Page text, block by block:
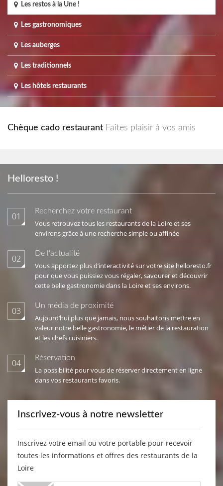
Les restos à la Une !
Les gastronomiques
Les auberges
Les traditionnels
Les hôtels restaurants
Chèque cado restaurant Faites plaisir à vos amis
Helloresto !
01 Recherchez votre restaurant
Vous retrouvez tous les restaurants de la Loire et ses
environs grâce à une recherche simple ou affinée
02 De l'actualité
Vous apportez plus d’interactivité sur votre site helloresto.fr
pour que vous puissiez vous régaler, savourer et découvrir
cette belle gastronomie dans la Loire et ses environs.
03 Un média de proximité
Aujourd’hui plus que jamais, nous souhaitons mettre en
valeur notre belle gastronomie, le métier de la restauration
et les chefs cuisiniers.
04 Réservation
La possibilité pour vous de réserver directement en ligne
dans vos restaurants favoris.
Inscrivez-vous à notre newsletter
Inscrivez votre email ou votre portable pour recevoir
toutes les informations et offres des restaurants de la
Loire